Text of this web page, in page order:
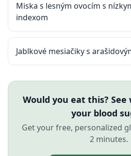
Miska s lesným ovocím s
indexom
Jablkové mesiačiky s
Would you eat this?
your blood
Get your free, personalized
2 minutes.